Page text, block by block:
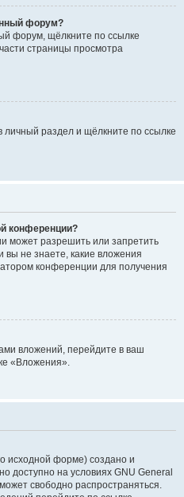
форум?
форум, щёлкните по ссылке
страницы просмотра
личный раздел и щёлкните по ссылке
конференции?
может разрешить или запретить
не знаете, какие вложения
конференции для получения
вложений, перейдите в ваш
«Вложения».
исходной форме) создано и
доступно на условиях GNU General
свободно распространяться.